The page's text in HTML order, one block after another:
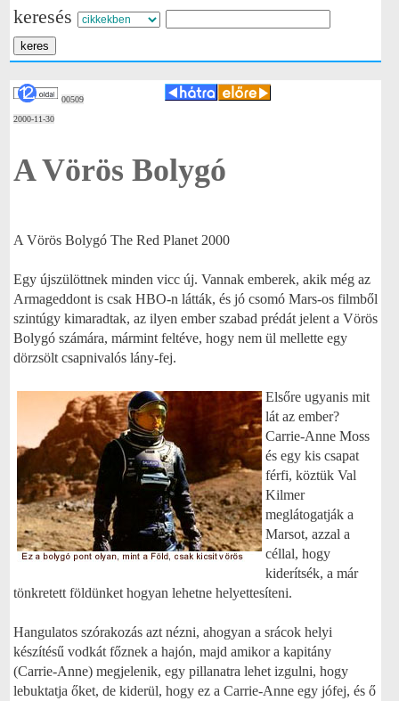
keresés
00509
2000-11-30
A Vörös Bolygó
A Vörös Bolygó The Red Planet 2000
Egy újszülöttnek minden vicc új. Vannak emberek, akik még az
Armageddont is csak HBO-n látták, és jó csomó Mars-os filmből
szintúgy kimaradtak, az ilyen ember szabad prédát jelent a Vörös
Bolygó számára, mármint feltéve, hogy nem ül mellette egy
dörzsölt csapnivalós lány-fej.
Elsőre ugyanis mit
lát az ember?
Carrie-Anne Moss
és egy kis csapat
férfi, köztük Val
Kilmer
meglátogatják a
Marsot, azzal a
céllal, hogy
kiderítsék, a már
tönkretett földünket hogyan lehetne helyettesíteni.
Hangulatos szórakozás azt nézni, ahogyan a srácok helyi
készítésű vodkát főznek a hajón, majd amikor a kapitány
(Carrie-Anne) megjelenik, egy pillanatra lehet izgulni, hogy
lebuktatja őket, de kiderül, hogy ez a Carrie-Anne egy jófej, és ő